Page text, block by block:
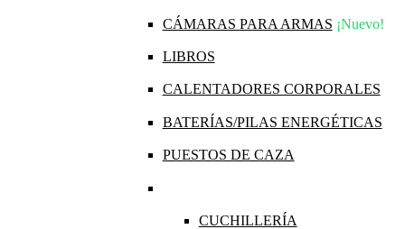
CÁMARAS PARA ARMAS ¡Nuevo!
LIBROS
CALENTADORES CORPORALES
BATERÍAS/PILAS ENERGÉTICAS
PUESTOS DE CAZA
CUCHILLERÍA